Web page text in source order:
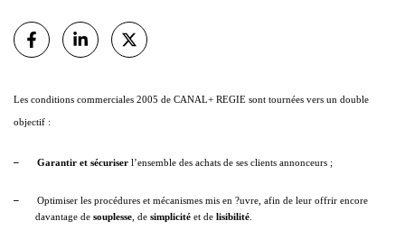
Partager
sur Facebook
sur Linkedinsur X (Twitter)
Les conditions commerciales 2005 de CANAL+ REGIE sont tournées vers un double
objectif :
– Garantir et sécuriser l’ensemble des achats de ses clients annonceurs ;
–
Optimiser les procédures et mécanismes mis en ?uvre, afin de leur offrir encore
davantage de souplesse , de simplicité et de lisibilité